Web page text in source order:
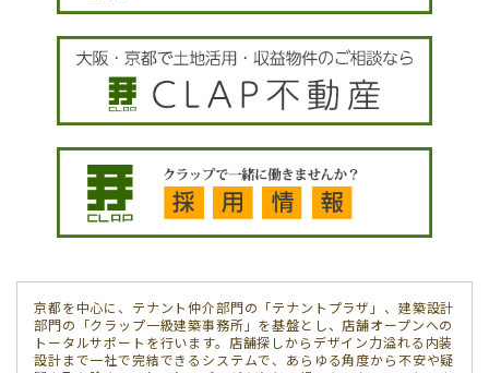
京都を中心に、テナント仲介部門の「テナントプラザ」、建築設計
部門の「クラップ一級建築事務所」を基盤とし、店舗オープンへの
トータルサポートを行います。店舗探しからデザイン力溢れる内装
設計まで一社で完結できるシステムで、あらゆる角度から不安や疑